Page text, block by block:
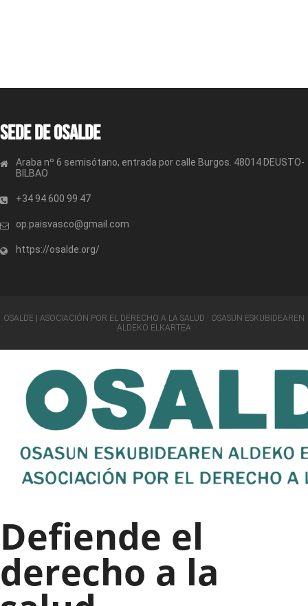
Sede de OSALDE
Araba nº 6 semisótano, entrada por calle Burgos. 48014 DEUSTO-
BILBAO
+34 94 600 99 47
op.paisvasco@gmail.com
https://osalde.org/
OSALDE | ASOCIACIÓN POR EL DERECHO A LA SALUD · OSASUN ESKUBIDEAREN
ALDEKO ELKARTEA
Defiende el
derecho a la